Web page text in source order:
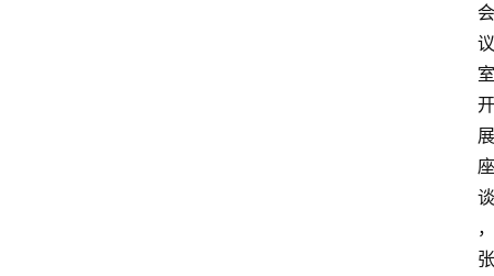
会
议
室
开
展
座
谈
，
张